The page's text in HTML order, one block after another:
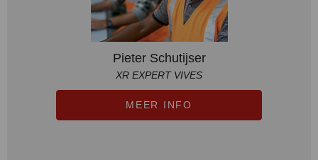
Pieter Schutijser
XR EXPERT VIVES
MEER INFO